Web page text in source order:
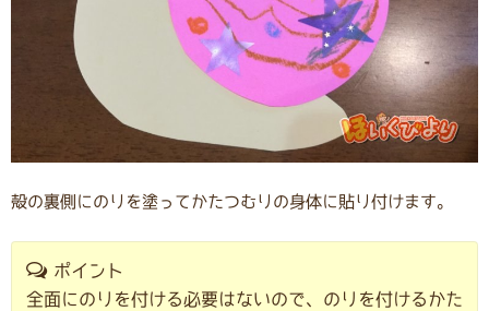
殻の裏側にのりを塗ってかたつむりの身体に貼り付けます。
ポイント
全面にのりを付ける必要はないので、のりを付けるかた